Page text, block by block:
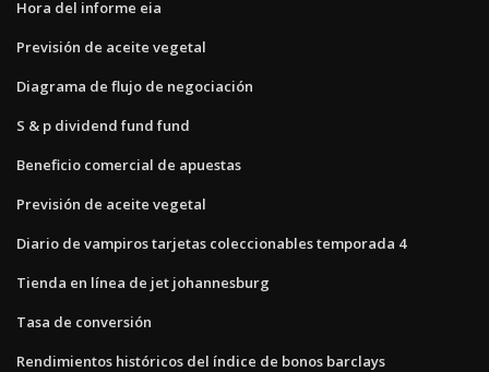
Hora del informe eia
Previsión de aceite vegetal
Diagrama de flujo de negociación
S & p dividend fund fund
Beneficio comercial de apuestas
Previsión de aceite vegetal
Diario de vampiros tarjetas coleccionables temporada 4
Tienda en línea de jet johannesburg
Tasa de conversión
Rendimientos históricos del índice de bonos barclays